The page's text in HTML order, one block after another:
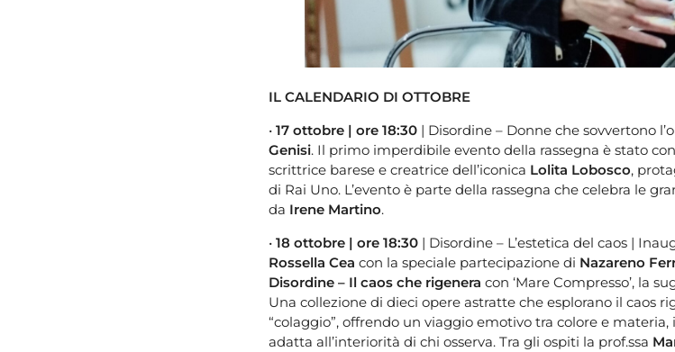
IL CALENDARIO DI OTTOBRE
• 17 ottobre | ore 18:30 | Disordine – Donne che sovvertono
Genisi. Il primo imperdibile evento della rassegna è stato
scrittrice barese e creatrice dell’iconica Lolita Lobosco,
di Rai Uno. L’evento è parte della rassegna che celebra le
da Irene Martino.
• 18 ottobre | ore 18:30 | Disordine – L’estetica del caos |
Rossella Cea con la speciale partecipazione di Nazareno
Disordine – Il caos che rigenera con ‘Mare Compresso’, la
Una collezione di dieci opere astratte che esplorano il caos
“colaggio”, offrendo un viaggio emotivo tra colore e
adatta all’interiorità di chi osserva. Tra gli ospiti la prof.ssa